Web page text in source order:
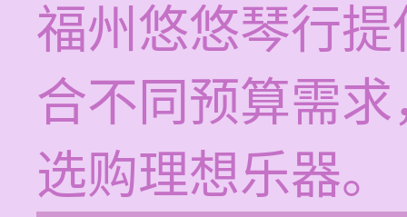
福州悠悠琴行
合不同预算需
选购理想乐器。